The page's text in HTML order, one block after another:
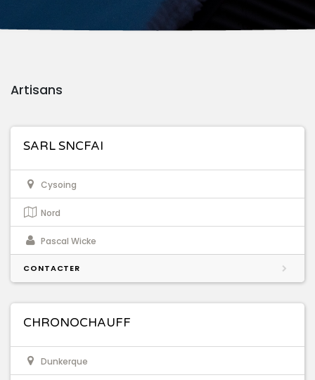
Artisans
SARL SNCFAI
Cysoing
Nord
Pascal Wicke
CONTACTER
CHRONOCHAUFF
Dunkerque